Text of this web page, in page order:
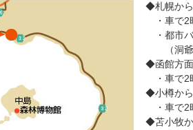
◆札幌から
・車で2
・都市バ
（洞爺
◆函館方
・車で2
◆小樽から
・車で2
◆苫小牧